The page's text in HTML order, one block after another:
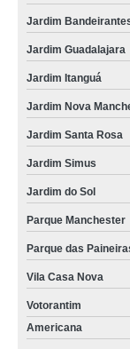
Jardim
Jardim Guadalajara
Jardim Itanguá
Jardim Nova
Jardim Santa Rosa
Jardim Simus
Jardim do Sol
Parque Manchester
Parque das
Vila Casa Nova
Votorantim
Americana